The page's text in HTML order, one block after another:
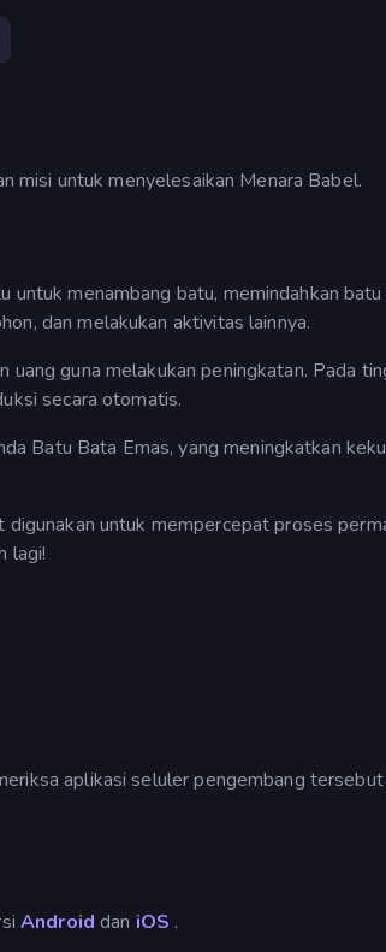
misi untuk menyelesaikan Menara Babel.
menambang batu, memindahkan
dan melakukan aktivitas lainnya.
uang guna melakukan peningkatan. Pada
secara otomatis.
Batu Bata Emas, yang meningkatkan
untuk mempercepat proses
lagi!
aplikasi seluler pengembang
Android dan iOS .